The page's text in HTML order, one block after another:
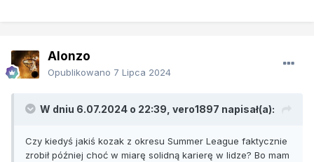
Alonzo
Opublikowano 7 Lipca 2024
W dniu 6.07.2024 o 22:39, vero1897 napisał(a):
Czy kiedyś jakiś kozak z okresu Summer League faktycznie
zrobił później choć w miarę solidną karierę w lidze? Bo mam